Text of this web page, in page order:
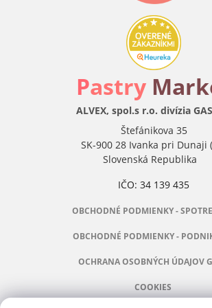
Pastry
ALVEX, spol.s r.o. divízia
Štefánikova 35
SK-900 28 Ivanka pri Dunaji
Slovenská Republika
IČO: 34 139 435
OBCHODNÉ PODMIENKY -
OBCHODNÉ PODMIENKY -
OCHRANA OSOBNÝCH ÚDAJOV
COOKIES